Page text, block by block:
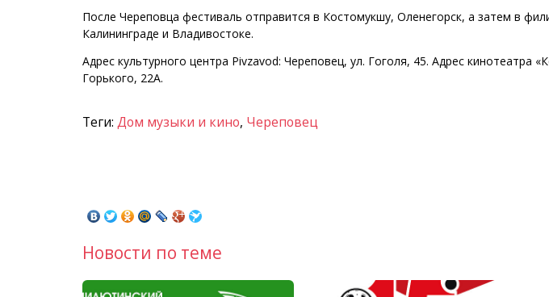
После Череповца фестиваль отправится в Костомукшу, Оленегорск, а затем в
Калининграде и Владивостоке.
Адрес культурного центра Pivzavod: Череповец, ул. Гоголя, 45. Адрес кинотеатра
Горького, 22А.
Теги: Дом музыки и кино, Череповец
Новости по теме